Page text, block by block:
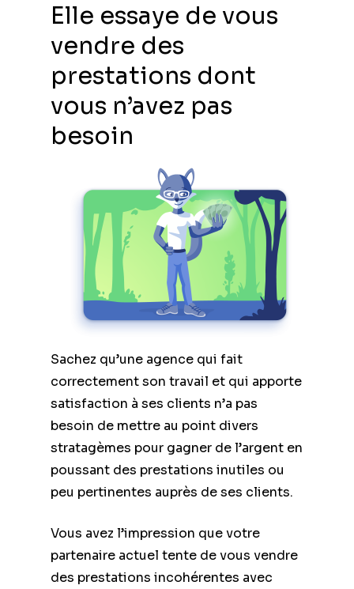
Elle essaye de vous
vendre des
prestations dont
vous n’avez pas
besoin
Sachez qu’une agence qui fait
correctement son travail et qui apporte
satisfaction à ses clients n’a pas
besoin de mettre au point divers
stratagèmes pour gagner de l’argent en
poussant des prestations inutiles ou
peu pertinentes auprès de ses clients.
Vous avez l’impression que votre
partenaire actuel tente de vous vendre
des prestations incohérentes avec